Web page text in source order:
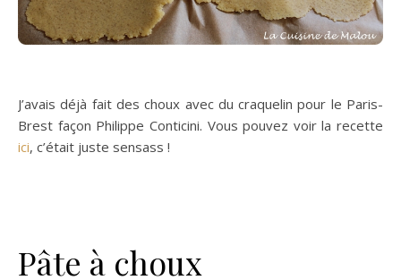
J’avais déjà fait des choux avec du craquelin pour le Paris-
Brest façon Philippe Conticini. Vous pouvez voir la recette
ici, c’était juste sensass !
Pâte à choux